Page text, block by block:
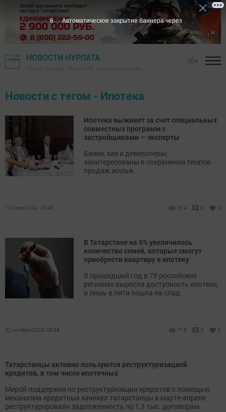
НОВОСТИ НУРЛАТА
Новости с тегом - Ипотека
Ипотека выживет за счет специальных
совместных программ с
застройщиками — эксперты
Банки, как и девелоперы,
заинтересованы в сохранении темпов
продаж жилья.
12 июля 2024, 15:46 514 0 0
В Татарстане на 5% увеличилось
количество семей, которые смогут
приобрести квартиру в ипотеку
В прошедший год в 78 российских
регионах выросла доступность ипотеки,
и лишь в пяти пошла на спад.
02 октября 2023, 09:06 718 0 0
Татарстанцы активно пользуются реструктуризацией
кредитов, в том числе ипотечных
Мерой поддержки по реструктуризации кредитов с помощью
механизма кредитных каникул татарстанцы в марте-апреле
реструктурировали задолженность по 1,3 тыс. договорам.
5 Автоматическое закрытие баннера через